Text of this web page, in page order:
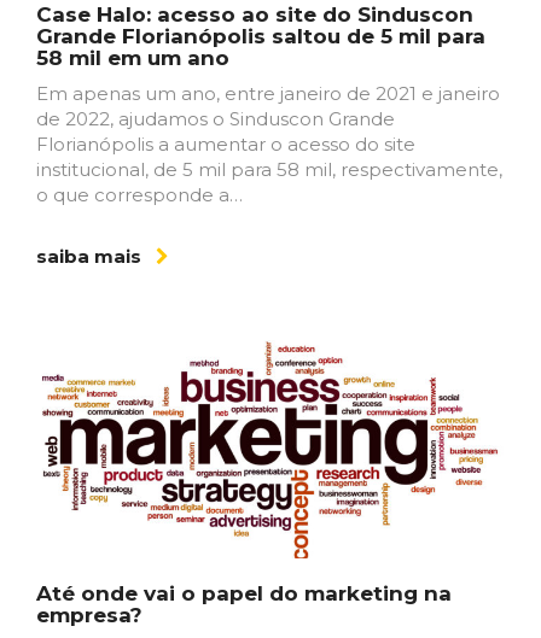
Case Halo: acesso ao site do Sinduscon
Grande Florianópolis saltou de 5 mil para
58 mil em um ano
Em apenas um ano, entre janeiro de 2021 e janeiro
de 2022, ajudamos o Sinduscon Grande
Florianópolis a aumentar o acesso do site
institucional, de 5 mil para 58 mil, respectivamente,
o que corresponde a…
saiba mais
Até onde vai o papel do marketing na
empresa?